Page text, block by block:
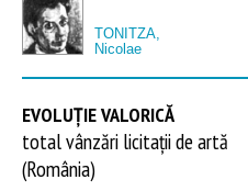
TONITZA,
Nicolae
EVOLUȚIE VALORICĂ
total vânzări licitații de artă
(România)